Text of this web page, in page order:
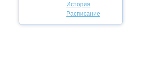
История
Расписание